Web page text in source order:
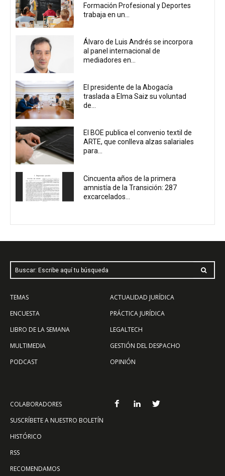
Formación Profesional y Deportes
trabaja en un...
Álvaro de Luis Andrés se incorpora
al panel internacional de
mediadores en...
El presidente de la Abogacía
traslada a Elma Saiz su voluntad
de...
El BOE publica el convenio textil de
ARTE, que conlleva alzas salariales
para...
Cincuenta años de la primera
amnistía de la Transición: 287
excarcelados...
Buscar: Escribe aquí tu búsqueda
TEMAS
ENCUESTA
LIBRO DE LA SEMANA
MULTIMEDIA
PODCAST
ACTUALIDAD JURÍDICA
PRÁCTICA JURÍDICA
LEGALTECH
GESTIÓN DEL DESPACHO
OPINIÓN
COLABORADORES
SUSCRÍBETE A NUESTRO BOLETÍN
HISTÓRICO
RSS
RECOMENDAMOS